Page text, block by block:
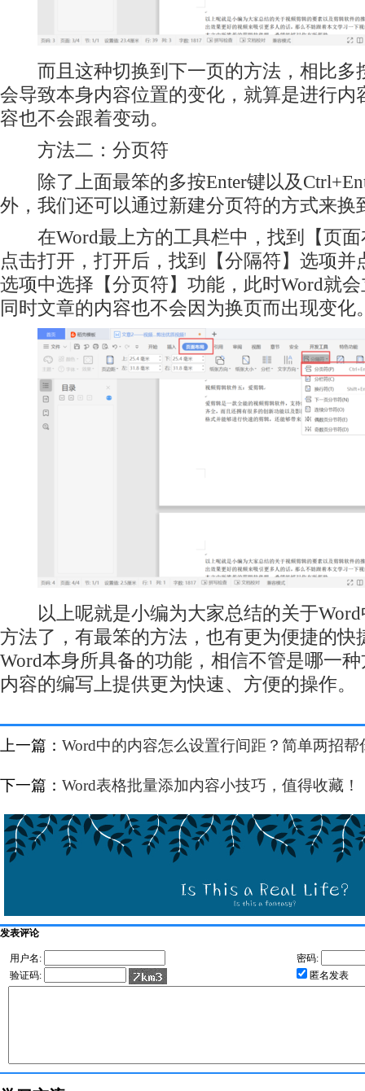
而且这种切换到下一页的方法，相比多
会导致本身内容位置的变化，就算是进行内
容也不会跟着变动。
方法二：分页符
除了上面最笨的多按Enter键以及
外，我们还可以通过新建分页符的方式来换
在Word最上方的工具栏中，找到【页面
点击打开，打开后，找到【分隔符】选项并
选项中选择【分页符】功能，此时Word就
同时文章的内容也不会因为换页而出现变化
以上呢就是小编为大家总结的关于Word
方法了，有最笨的方法，也有更为便捷的快
Word本身所具备的功能，相信不管是哪一
内容的编写上提供更为快速、方便的操作。
上一篇： Word中的内容怎么设置行间距？简单两招帮
下一篇： Word表格批量添加内容小技巧，值得收藏！
发表评论
用户名:
密码:
验证码:
匿名发表